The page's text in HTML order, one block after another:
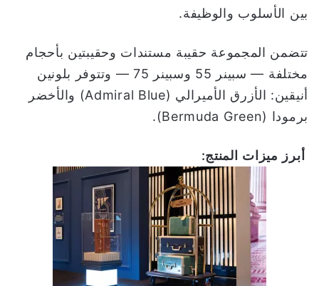
بين الأسلوب والوظيفة.
تتضمن المجموعة حقيبة مستندات وحقيبتين بأحجام
مختلفة — سبينر 55 وسبينر 75 — وتتوفر بلونين
أنيقين: الأزرق الأميرالي (Admiral Blue) والأخضر
برمودا (Bermuda Green).
أبرز ميزات المنتج: